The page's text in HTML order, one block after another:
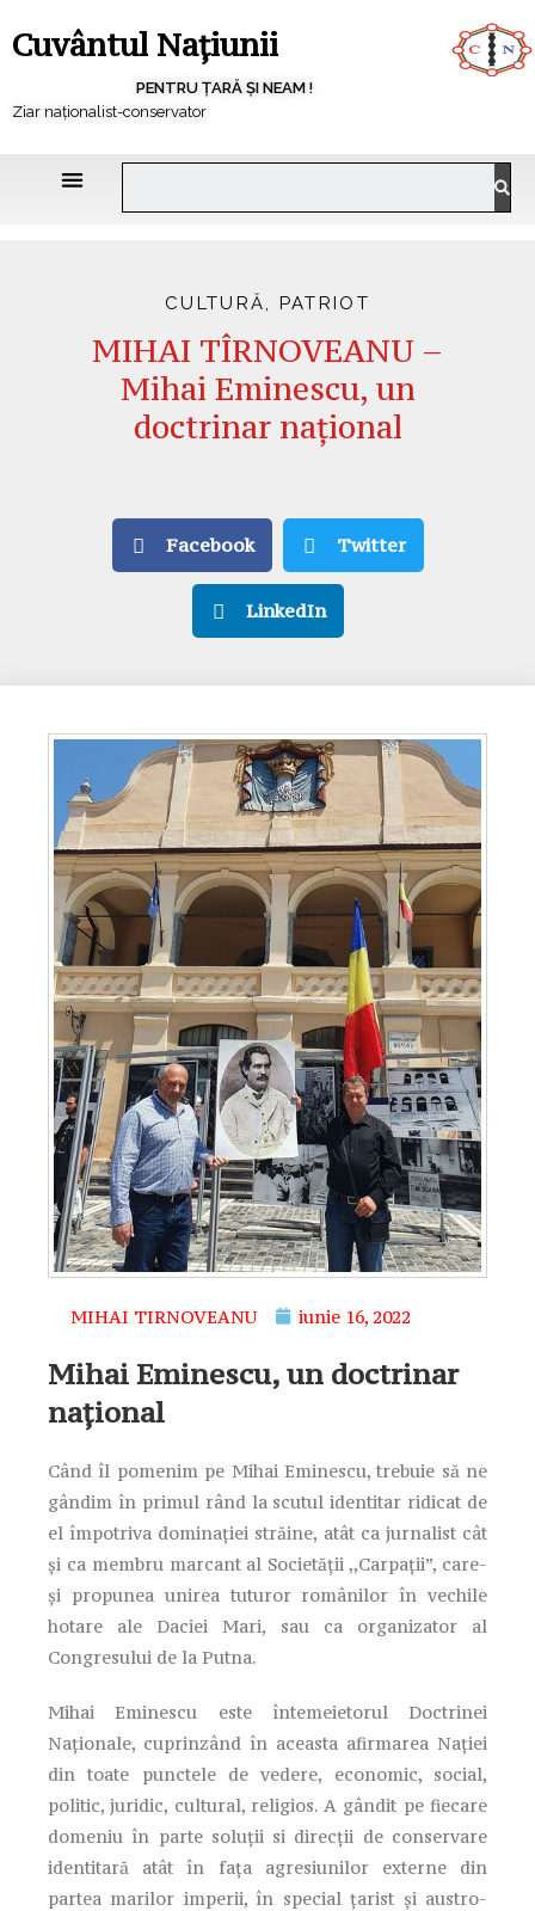
Cuvântul Națiunii
PENTRU ȚARĂ ȘI NEAM !
Ziar naționalist-conservator
CULTURĂ, PATRIOT
MIHAI TÎRNOVEANU –
Mihai Eminescu, un
doctrinar național
Facebook Twitter
LinkedIn
MIHAI TIRNOVEANU iunie 16, 2022
Mihai Eminescu, un doctrinar
național
Când îl pomenim pe Mihai Eminescu, trebuie să ne
gândim în primul rând la scutul identitar ridicat de
el împotriva dominației străine, atât ca jurnalist cât
și ca membru marcant al Societății ,,Carpații”, care-
și propunea unirea tuturor românilor în vechile
hotare ale Daciei Mari, sau ca organizator al
Congresului de la Putna.
Mihai Eminescu este întemeietorul Doctrinei
Naționale, cuprinzând în aceasta afirmarea Nației
din toate punctele de vedere, economic, social,
politic, juridic, cultural, religios. A gândit pe fiecare
domeniu în parte soluții si direcții de conservare
identitară atât în fața agresiunilor externe din
partea marilor imperii, în special țarist și austro-